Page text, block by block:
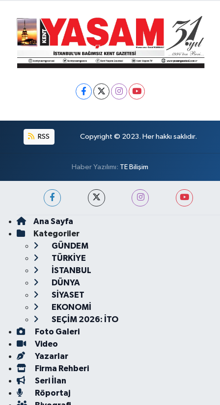
RSS Copyright © 2023. Her hakkı saklıdır.
Haber Yazılımı: TE Bilişim
Ana Sayfa
Kategoriler
GÜNDEM
TÜRKİYE
İSTANBUL
DÜNYA
SİYASET
EKONOMİ
SEÇİM 2026: İTO
Foto Galeri
Video
Yazarlar
Firma Rehberi
Seri İlan
Röportaj